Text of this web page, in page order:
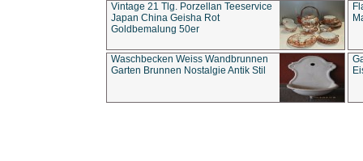
Vintage 21 Tlg. Porzellan Teeservice
Japan China Geisha Rot
Goldbemalung 50er
Waschbecken Weiss Wandbrunnen
Garten Brunnen Nostalgie Antik Stil